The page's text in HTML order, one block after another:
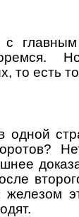
с
то есть
одной
железом